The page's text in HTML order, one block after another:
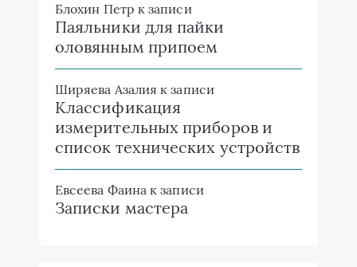
Блохин Петр к записи
Паяльники для пайки
оловянным припоем
Ширяева Азалия к записи
Классификация
измерительных приборов и
список технических устройств
Евсеева Фаина к записи
Записки мастера